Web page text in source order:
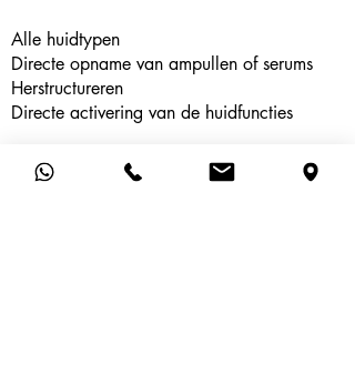
Alle huidtypen
Directe opname van ampullen of serums
Herstructureren
Directe activering van de huidfuncties